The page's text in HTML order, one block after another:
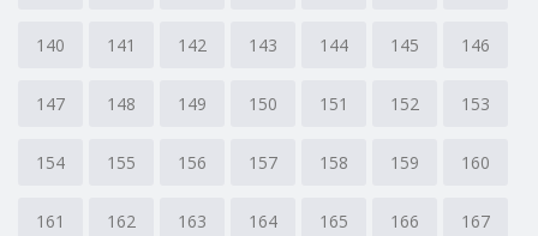
140 141 142 143 144 145 146
147 148 149 150 151 152 153
154 155 156 157 158 159 160
161 162 163 164 165 166 167